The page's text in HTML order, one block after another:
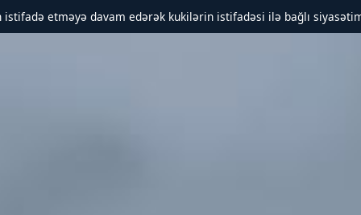
etməyə davam edərək kukilərin istifadəsi ilə bağlı